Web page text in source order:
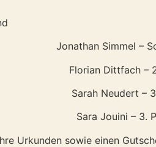
Jonathan Simmel –
Florian Dittfach –
Sarah Neudert –
Sara Jouini – 3.
Urkunden sowie einen